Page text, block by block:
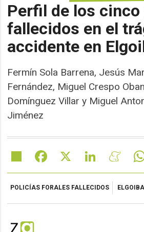
Perfil de los cinco
fallecidos en el
accidente en
Fermín Sola Barrena, Jesús
Fernández, Miguel Crespo
Domínguez Villar y Miguel
Jiménez
Share Facebook LinkedIn
POLICÍAS FORALES FALLECIDOS